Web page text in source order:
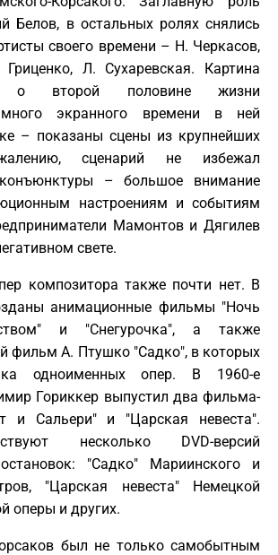
Белов, в остальных ролях снялись
своего времени – Н. Черкасов,
Л. Сухаревская. Картина
о второй половине жизни
много экранного времени в ней
– показаны сцены из крупнейших
сценарий не избежал
конъюнктуры – большое внимание
настроениям и событиям
Мамонтов и Дягилев
свете.
композитора также почти нет. В
анимационные фильмы "Ночь
и "Снегурочка", а также
фильм А. Птушко "Садко", в которых
одноименных опер. В 1960-е
Гориккер выпустил два фильма-
и Сальери" и "Царская невеста".
несколько DVD-версий
"Садко" Мариинского и
"Царская невеста" Немецкой
оперы и других.
был не только самобытным